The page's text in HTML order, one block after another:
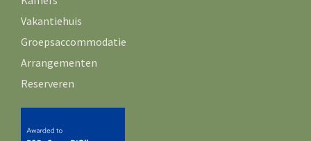
Vakantiehuis
Groepsaccommodatie
Arrangementen
Reserveren